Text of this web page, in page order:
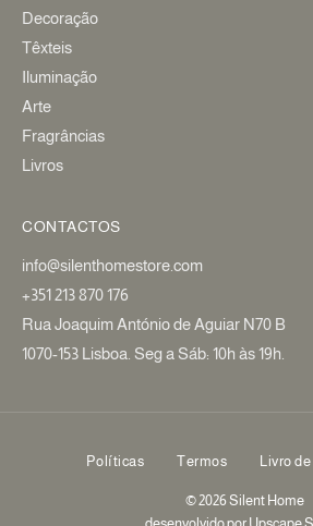
Decoração
Têxteis
Iluminação
Arte
Fragrâncias
Livros
CONTACTOS
info@silenthomestore.com
+351 213 870 176
Rua Joaquim António de Aguiar N70 B
1070-153 Lisboa. Seg a Sáb: 10h às 19h.
© 2026 Silent Home
Políticas Termos Livro